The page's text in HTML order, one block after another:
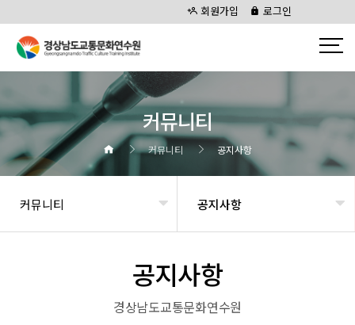
회원가입 로그인
커뮤니티
커뮤니티 공지사항
커뮤니티 공지사항
공지사항
경상남도교통문화연수원